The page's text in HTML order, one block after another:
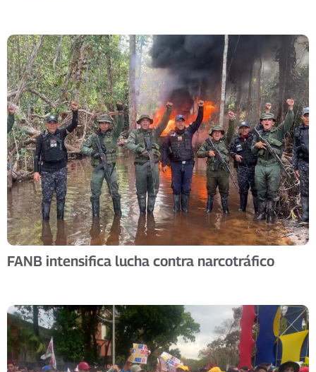
FANB intensifica lucha contra narcotráfico